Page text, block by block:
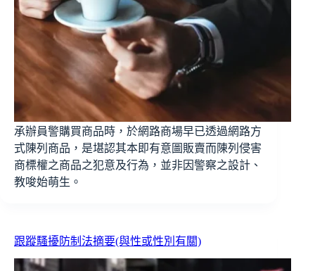
承辦員警購買商品時，於網路商場早已透過網路方
式陳列商品，是堪認其本即有意圖販賣而陳列侵害
商標權之商品之犯意及行為，並非因警察之設計、
教唆始萌生。
跟蹤騷擾防制法摘要(與性或性別有關)